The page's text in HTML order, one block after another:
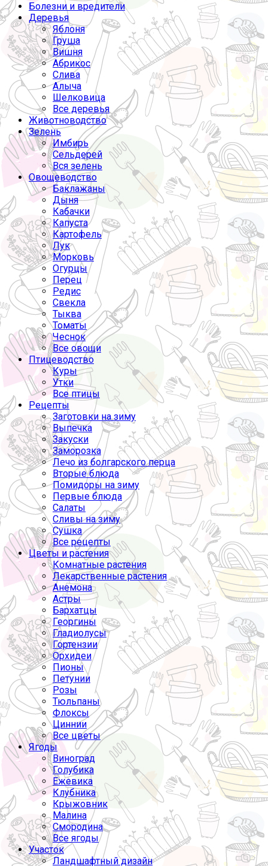
Болезни и вредители
Деревья
Яблоня
Груша
Вишня
Абрикос
Слива
Алыча
Шелковица
Все деревья
Животноводство
Зелень
Имбирь
Сельдерей
Вся зелень
Овощеводство
Баклажаны
Дыня
Кабачки
Капуста
Картофель
Лук
Морковь
Огурцы
Перец
Редис
Свекла
Тыква
Томаты
Чеснок
Все овощи
Птицеводство
Куры
Утки
Все птицы
Рецепты
Заготовки на зиму
Выпечка
Закуски
Заморозка
Лечо из болгарского перца
Вторые блюда
Помидоры на зиму
Первые блюда
Салаты
Сливы на зиму
Сушка
Все рецепты
Цветы и растения
Комнатные растения
Лекарственные растения
Анемона
Астры
Бархатцы
Георгины
Гладиолусы
Гортензии
Орхидеи
Пионы
Петунии
Розы
Тюльпаны
Флоксы
Циннии
Все цветы
Ягоды
Виноград
Голубика
Ежевика
Клубника
Крыжовник
Малина
Смородина
Все ягоды
Участок
Ландшафтный дизайн